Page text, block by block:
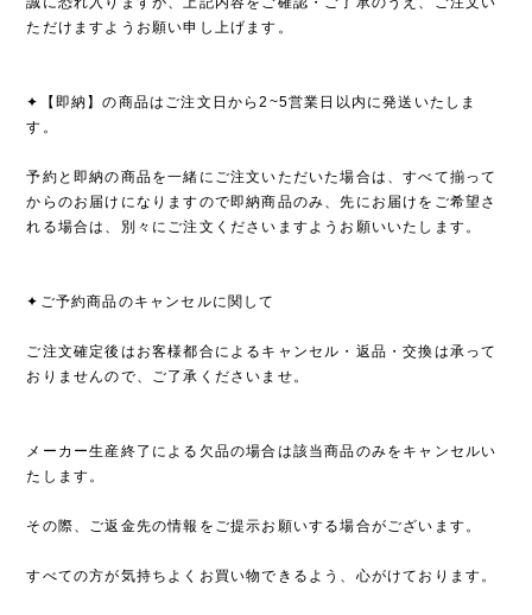
ただけますようお願い申し上げます。
✦【即納】の商品はご注文日から2~5営業日以内に発送いたしま
す。
予約と即納の商品を一緒にご注文いただいた場合は、すべて揃って
からのお届けになりますので即納商品のみ、先にお届けをご希望さ
れる場合は、別々にご注文くださいますようお願いいたします。
✦ご予約商品のキャンセルに関して
ご注文確定後はお客様都合によるキャンセル・返品・交換は承って
おりませんので、ご了承くださいませ。
メーカー生産終了による欠品の場合は該当商品のみをキャンセルい
たします。
その際、ご返金先の情報をご提示お願いする場合がございます。
すべての方が気持ちよくお買い物できるよう、心がけております。